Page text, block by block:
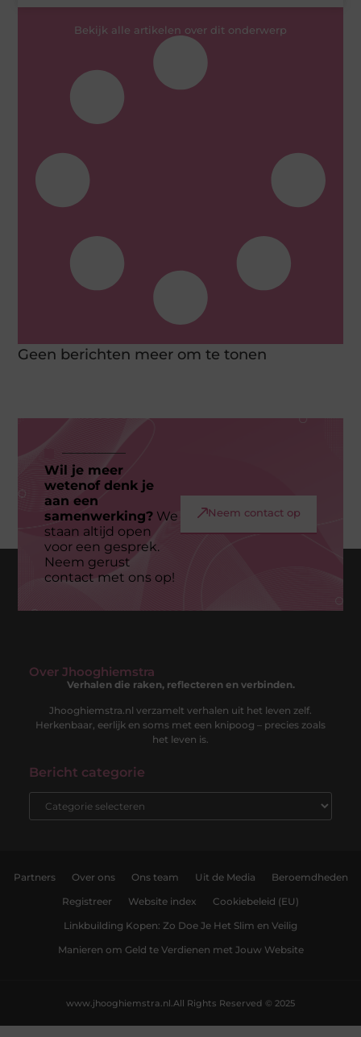
Bekijk alle artikelen over dit onderwerp
Geen berichten meer om te tonen
Wil je meer
wetenof denk je
aan een
samenwerking?We
staan altijd open
voor een gesprek.
Neem gerust
contact met ons op!
Neem contact op
Over Jhooghiemstra
Verhalen die raken, reflecteren en verbinden.
Jhooghiemstra.nl verzamelt verhalen uit het leven zelf.
Herkenbaar, eerlijk en soms met een knipoog – precies zoals
het leven is.
Bericht categorie
Partners Over ons Ons team Uit de Media Beroemdheden
Registreer Website index Cookiebeleid (EU)
Linkbuilding Kopen: Zo Doe Je Het Slim en Veilig
Manieren om Geld te Verdienen met Jouw Website
All Rights Reserved © 2025
www.jhooghiemstra.nl.